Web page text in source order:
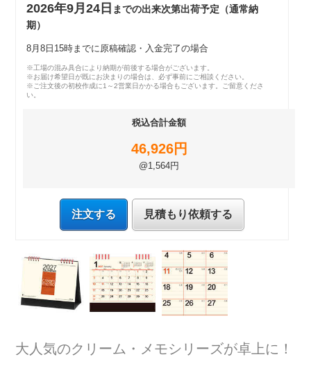
2026年9月24日 までの出来次第出荷予定（通常納
期）
8月8日15時までに原稿確認・入金完了の場合
※工場の混み具合により納期が前後する場合がございます。
※お届け希望日が既にお決まりの場合は、必ず事前にご相談ください。
※ご注文後の初校作成に1～2営業日かかる場合もございます。ご留意くださ
い。
税込合計金額
46,926円
@1,564円
注文する 見積もり依頼する
大人気のクリーム・メモシリーズが卓上に！